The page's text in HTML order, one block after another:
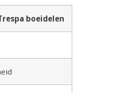
boeidelen